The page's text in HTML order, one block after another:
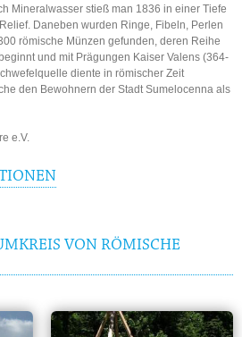
Mineralwasser stieß man 1836 in einer Tiefe
Daneben wurden Ringe, Fibeln, Perlen
römische Münzen gefunden, deren Reihe
und mit Prägungen Kaiser Valens (364-
diente in römischer Zeit
den Bewohnern der Stadt Sumelocenna als
e.V.
VON RÖMISCHE